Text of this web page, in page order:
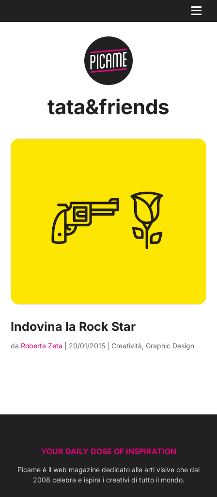
tata&friends
Indovina la Rock Star
da Roberta Zeta 20/01/2015 Creatività, Graphic Design
YOUR DAILY DOSE OF INSPIRATION
Picame è il web magazine dedicato alle arti visive che dal
2008 celebra e ispira i creativi di tutto il mondo.